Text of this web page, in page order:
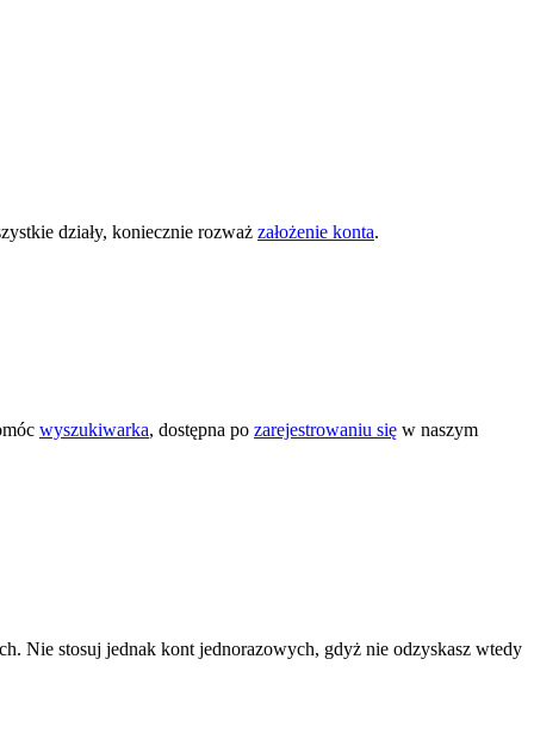
działy, koniecznie rozważ założenie konta.
wyszukiwarka, dostępna po zarejestrowaniu się w naszym
Nie stosuj jednak kont jednorazowych, gdyż nie odzyskasz wtedy